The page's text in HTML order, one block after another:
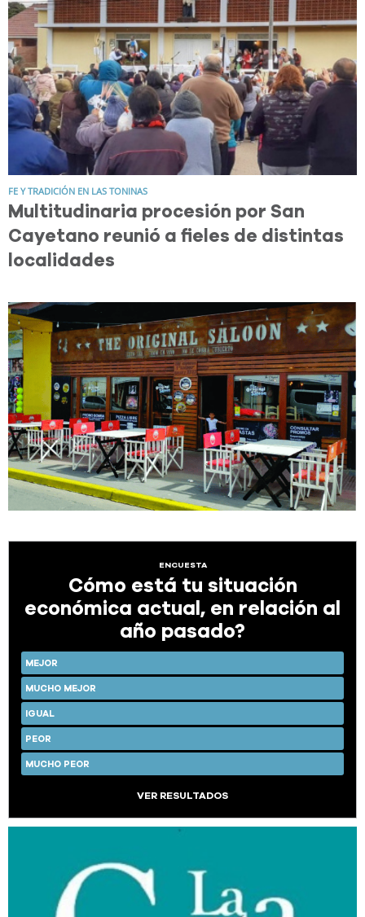
FE Y TRADICIÓN EN LAS TONINAS
Multitudinaria procesión por San
Cayetano reunió a fieles de distintas
localidades
ENCUESTA
Cómo está tu situación
económica actual, en relación al
año pasado?
MEJOR
MUCHO MEJOR
IGUAL
PEOR
MUCHO PEOR
VER RESULTADOS